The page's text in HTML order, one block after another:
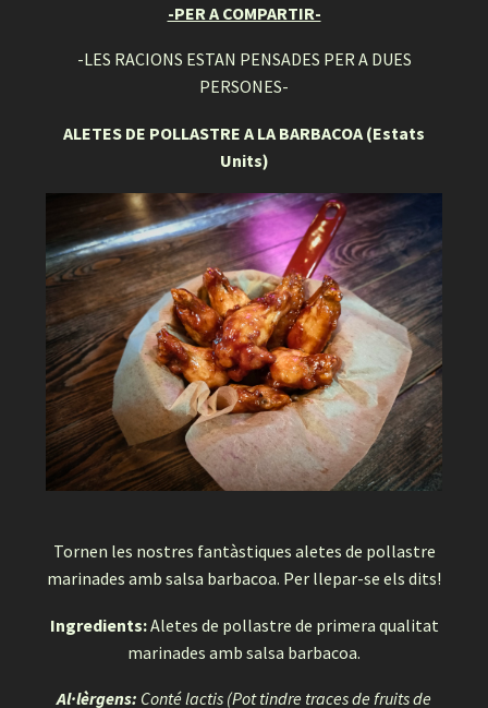
-PER A COMPARTIR-
-LES RACIONS ESTAN PENSADES PER A DUES
PERSONES-
ALETES DE POLLASTRE A LA BARBACOA (Estats
Units)
Tornen les nostres fantàstiques aletes de pollastre
marinades amb salsa barbacoa. Per llepar-se els dits!
Ingredients:Aletes de pollastre de primera qualitat
marinades amb salsa barbacoa.
Al·lèrgens: Conté lactis (Pot tindre traces de fruits de